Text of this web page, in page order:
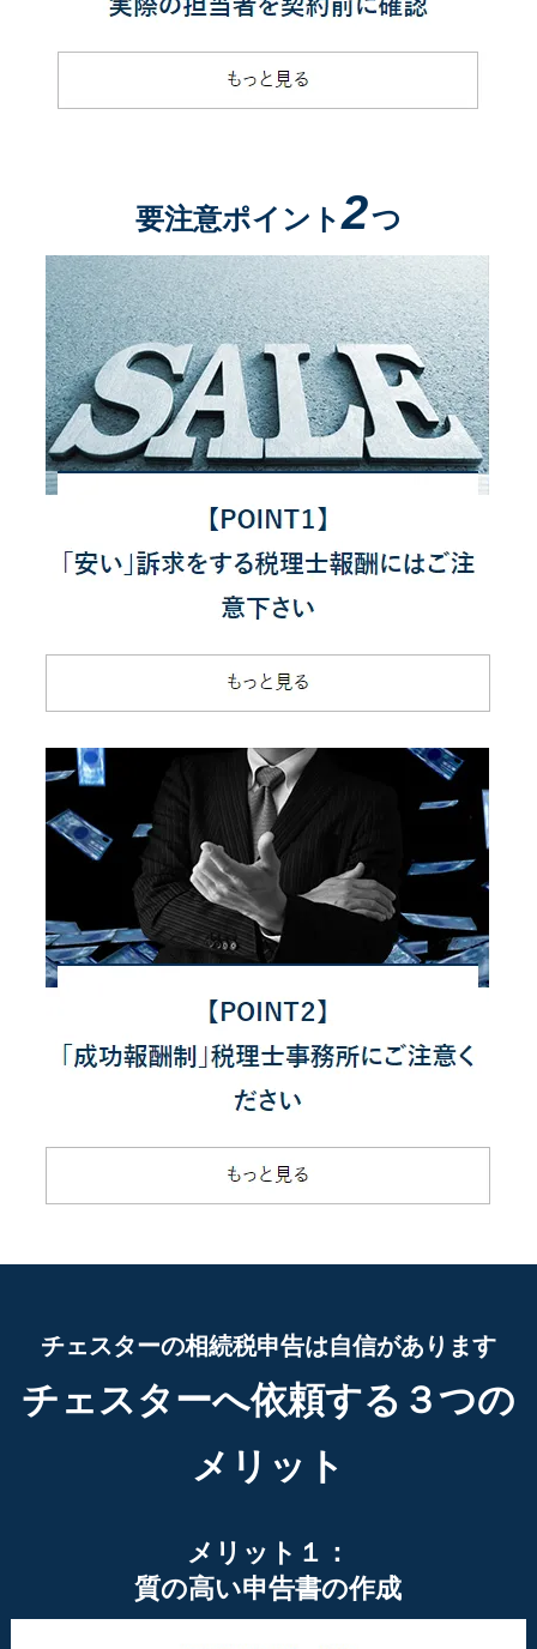
要注意ポイント2つ
チェスターの相続税申告は自信があります
チェスターへ依頼する３つの
メリット
メリット１：
質の高い申告書の作成